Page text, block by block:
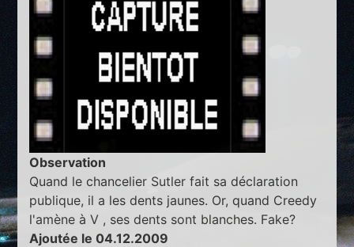
Observation
Quand le chancelier Sutler fait sa déclaration
publique, il a les dents jaunes. Or, quand Creedy
l'amène à V , ses dents sont blanches. Fake?
Ajoutée le 04.12.2009